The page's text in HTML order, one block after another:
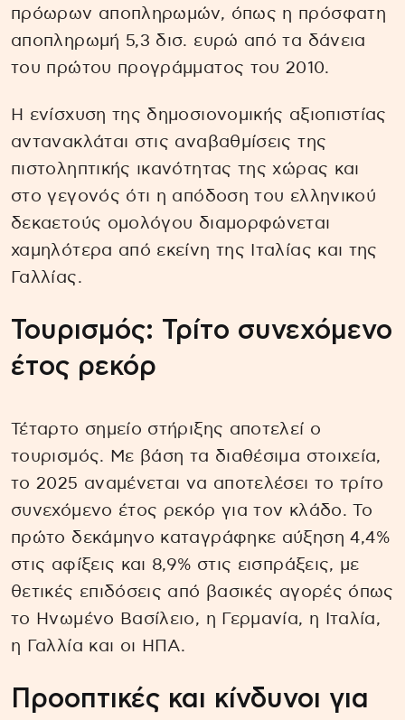
πρόωρων αποπληρωμών, όπως η πρόσφατη
αποπληρωμή 5,3 δισ. ευρώ από τα δάνεια
του πρώτου προγράμματος του 2010.
Η ενίσχυση της δημοσιονομικής αξιοπιστίας
αντανακλάται στις αναβαθμίσεις της
πιστοληπτικής ικανότητας της χώρας και
στο γεγονός ότι η απόδοση του ελληνικού
δεκαετούς ομολόγου διαμορφώνεται
χαμηλότερα από εκείνη της Ιταλίας και της
Γαλλίας.
Τουρισμός: Τρίτο συνεχόμενο
έτος ρεκόρ
Τέταρτο σημείο στήριξης αποτελεί ο
τουρισμός. Με βάση τα διαθέσιμα στοιχεία,
το 2025 αναμένεται να αποτελέσει το τρίτο
συνεχόμενο έτος ρεκόρ για τον κλάδο. Το
πρώτο δεκάμηνο καταγράφηκε αύξηση 4,4%
στις αφίξεις και 8,9% στις εισπράξεις, με
θετικές επιδόσεις από βασικές αγορές όπως
το Ηνωμένο Βασίλειο, η Γερμανία, η Ιταλία,
η Γαλλία και οι ΗΠΑ.
Προοπτικές και κίνδυνοι για